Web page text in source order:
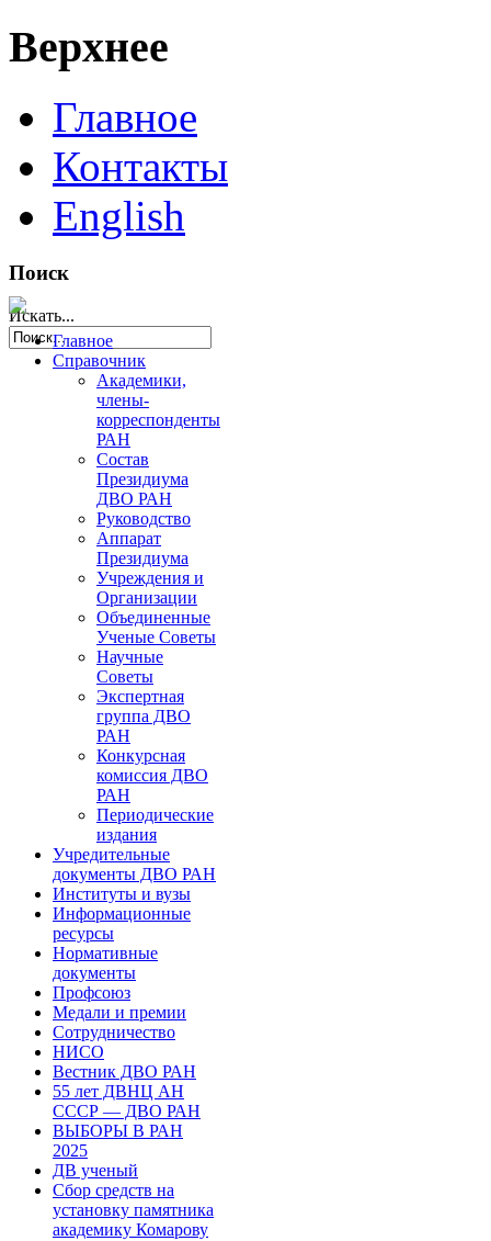
Верхнее
Главное
Контакты
English
Поиск
Искать...
Главное
Справочник
Академики,
члены-
корреспонденты
РАН
Состав
Президиума
ДВО РАН
Руководство
Аппарат
Президиума
Учреждения и
Организации
Объединенные
Ученые Советы
Научные
Советы
Экспертная
группа ДВО
РАН
Конкурсная
комиссия ДВО
РАН
Периодические
издания
Учредительные
документы ДВО РАН
Институты и вузы
Информационные
ресурсы
Нормативные
документы
Профсоюз
Медали и премии
Сотрудничество
НИСО
Вестник ДВО РАН
55 лет ДВНЦ АН
СССР — ДВО РАН
ВЫБОРЫ В РАН
2025
ДВ ученый
Сбор средств на
установку памятника
академику Комарову